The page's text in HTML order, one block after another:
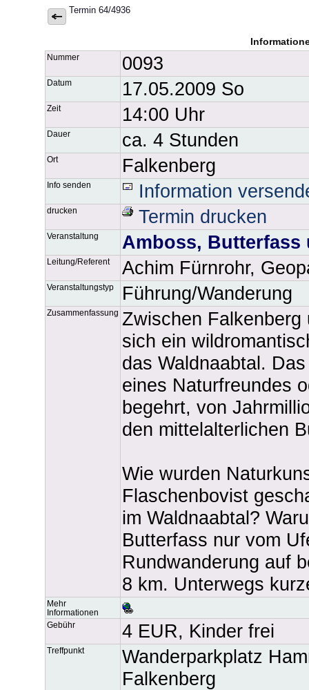
Termin 64/4936
Nummer 0093
Datum 17.05.2009 So
Zeit 14:00 Uhr
Dauer ca. 4 Stunden
Ort Falkenberg
Info senden Information
drucken Termin drucken
Veranstaltung Amboss, Butterfass
Leitung/Referent Achim Fürnrohr,
Veranstaltungstyp Führung/Wanderung
Zusammenfassung Zwischen
sich ein
das Waldnaabtal.
eines Naturfreundes
begehrt, von
den mittelalterlichen
Wie wurden
Flaschenbovist
im Waldnaabtal?
Butterfass nur vom
Rundwanderung auf
8 km. Unterwegs
Mehr
Informationen
Gebühr
4 EUR, Kinder frei
Treffpunkt
Wanderparkplatz
Falkenberg